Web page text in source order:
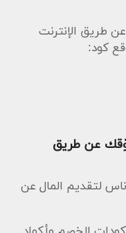
طريق الإنترنت
كود:
عن طريق
لتقديم المال عن